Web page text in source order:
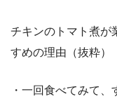
チキンのトマト煮が
すめの理由（抜粋）
・一回食べてみて